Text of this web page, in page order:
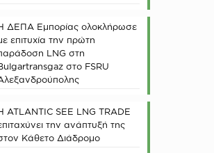
ΔΕΠΑ Εμπορίας ολοκλήρωσε
επιτυχία την πρώτη
LNG στη
στο FSRU
ATLANTIC SEE LNG TRADE
την ανάπτυξή της
Κάθετο Διάδρομο